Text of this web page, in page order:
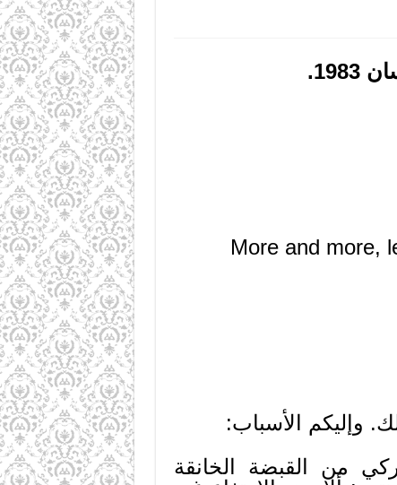
More and more,
وإليكم الأسباب:
من القبضة الخانقة